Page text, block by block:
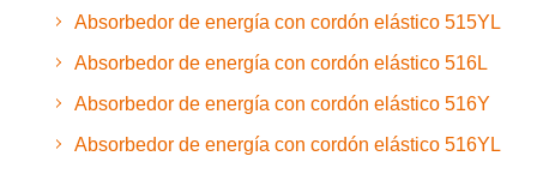
Absorbedor de energía con cordón elástico 515YL
Absorbedor de energía con cordón elástico 516L
Absorbedor de energía con cordón elástico 516Y
Absorbedor de energía con cordón elástico 516YL